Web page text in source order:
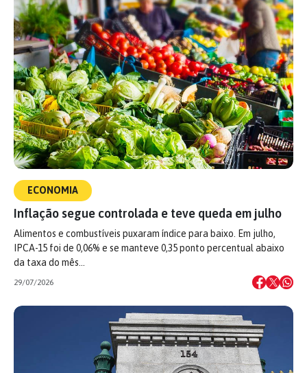
ECONOMIA
Inflação segue controlada e teve queda em julho
Alimentos e combustíveis puxaram índice para baixo. Em julho,
IPCA-15 foi de 0,06% e se manteve 0,35 ponto percentual abaixo
da taxa do mês…
29/07/2026